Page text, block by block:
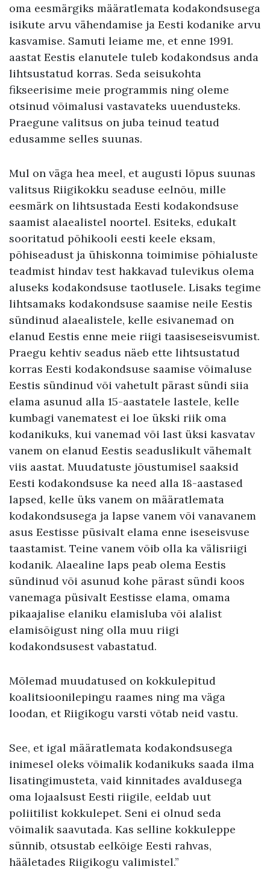
oma eesmärgiks määratlemata kodakondsusega
isikute arvu vähendamise ja Eesti kodanike arvu
kasvamise. Samuti leiame me, et enne 1991.
aastat Eestis elanutele tuleb kodakondsus anda
lihtsustatud korras. Seda seisukohta
fikseerisime meie programmis ning oleme
otsinud võimalusi vastavateks uuendusteks.
Praegune valitsus on juba teinud teatud
edusamme selles suunas.
Mul on väga hea meel, et augusti lõpus suunas
valitsus Riigikokku seaduse eelnõu, mille
eesmärk on lihtsustada Eesti kodakondsuse
saamist alaealistel noortel. Esiteks, edukalt
sooritatud põhikooli eesti keele eksam,
põhiseadust ja ühiskonna toimimise põhialuste
teadmist hindav test hakkavad tulevikus olema
aluseks kodakondsuse taotlusele. Lisaks tegime
lihtsamaks kodakondsuse saamise neile Eestis
sündinud alaealistele, kelle esivanemad on
elanud Eestis enne meie riigi taasiseseisvumist.
Praegu kehtiv seadus näeb ette lihtsustatud
korras Eesti kodakondsuse saamise võimaluse
Eestis sündinud või vahetult pärast sündi siia
elama asunud alla 15-aastatele lastele, kelle
kumbagi vanematest ei loe ükski riik oma
kodanikuks, kui vanemad või last üksi kasvatav
vanem on elanud Eestis seaduslikult vähemalt
viis aastat. Muudatuste jõustumisel saaksid
Eesti kodakondsuse ka need alla 18-aastased
lapsed, kelle üks vanem on määratlemata
kodakondsusega ja lapse vanem või vanavanem
asus Eestisse püsivalt elama enne iseseisvuse
taastamist. Teine vanem võib olla ka välisriigi
kodanik. Alaealine laps peab olema Eestis
sündinud või asunud kohe pärast sündi koos
vanemaga püsivalt Eestisse elama, omama
pikaajalise elaniku elamisluba või alalist
elamisõigust ning olla muu riigi
kodakondsusest vabastatud.
Mõlemad muudatused on kokkulepitud
koalitsioonilepingu raames ning ma väga
loodan, et Riigikogu varsti võtab neid vastu.
See, et igal määratlemata kodakondsusega
inimesel oleks võimalik kodanikuks saada ilma
lisatingimusteta, vaid kinnitades avaldusega
oma lojaalsust Eesti riigile, eeldab uut
poliitilist kokkulepet. Seni ei olnud seda
võimalik saavutada. Kas selline kokkuleppe
sünnib, otsustab eelkõige Eesti rahvas,
hääletades Riigikogu valimistel.”